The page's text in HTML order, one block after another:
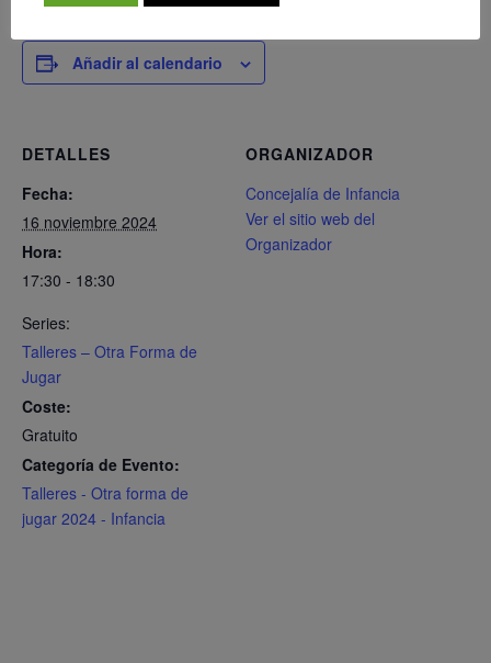
Añadir al calendario
DETALLES
Fecha:
16 noviembre 2024
Hora:
17:30 - 18:30
Series:
Talleres – Otra Forma de
Jugar
Coste:
Gratuito
Categoría de Evento:
Talleres - Otra forma de
jugar 2024 - Infancia
ORGANIZADOR
Concejalía de Infancia
Ver el sitio web del
Organizador